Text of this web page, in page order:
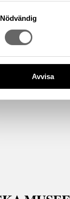
Nödvändig
Avvisa